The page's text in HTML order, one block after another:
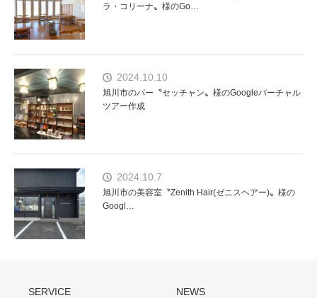
ラ・コリーナ〟様のGo…
2024.10.10
旭川市のバー〝セッチャン〟様のGoogleバーチャル
ツアー作成
2024.10.7
旭川市の美容室〝Zenith Hair(ゼニスヘアー)〟様の
Googl…
SERVICE NEWS